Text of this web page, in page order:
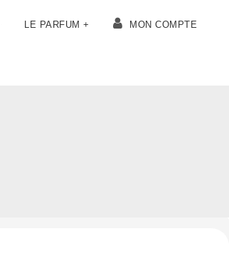
LE PARFUM + MON COMPTE